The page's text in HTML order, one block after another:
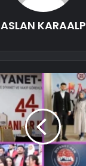
ASLAN KARAALP